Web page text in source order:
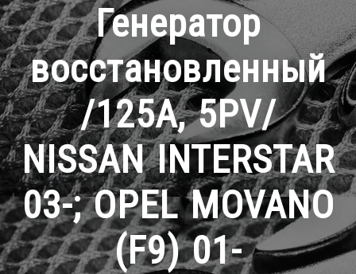
Генератор
восстановленный
/125A, 5PV/
NISSAN INTERSTAR
03-; OPEL MOVANO
(F9) 01-